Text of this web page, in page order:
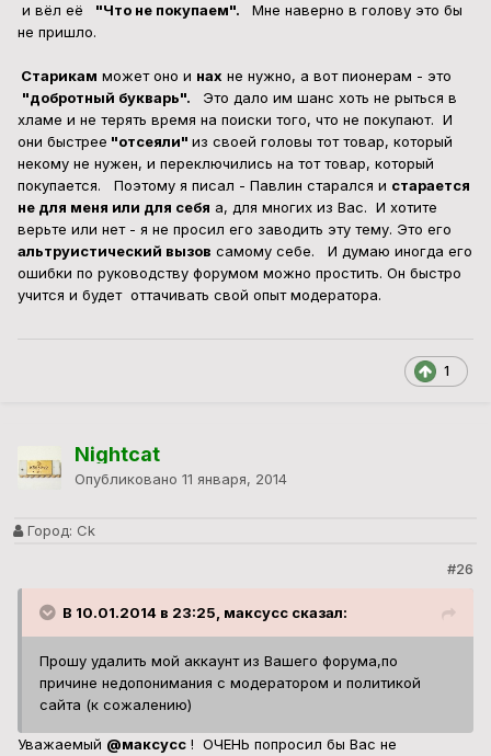
и вёл её
"Что не покупаем".
Мне наверно в голову это бы
не пришло.
Cтарикам может оно и нах не нужно, а вот пионерам - это
"добротный букварь".
Это дало им шанс хоть не рыться в
хламе и не терять время на поиски того, что не покупают. И
они быстрее "отсеяли" из своей головы тот товар, который
некому не нужен, и переключились на тот товар, который
покупается. Поэтому я писал - Павлин старался и старается
не для меня или для себя а, для многих из Вас. И хотите
верьте или нет - я не просил его заводить эту тему. Это его
альтруистический вызов самому себе. И думаю иногда его
ошибки по руководству форумом можно простить. Он быстро
учится и будет оттачивать свой опыт модератора.
1
Nightcat
Опубликовано 11 января, 2014
Город: Ck
#26
В 10.01.2014 в 23:25, максусс сказал:
Прошу удалить мой аккаунт из Вашего форума,по
причине недопонимания с модератором и политикой
сайта (к сожалению)
Уважаемый @максусс ! ОЧЕНЬ попросил бы Вас не